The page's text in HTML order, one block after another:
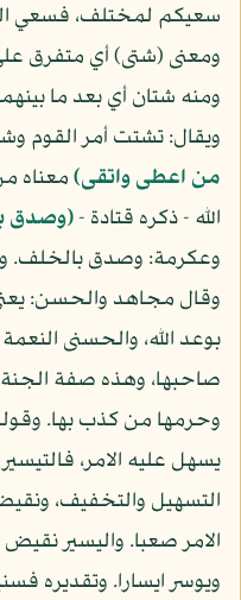
سعيكم لمختلف، فسعي
ومعنى (شتى) أي متفرق
ومنه شتان أي بعد ما
ويقال: تشتت أمر القوم
من اعطى واتقى)معناه
الله - ذكره قتادة -(وصدق
وعكرمة: وصدق بالخلف.
وقال مجاهد والحسن:
بوعد الله، والحسنى
صاحبها، وهذه صفة الجنة
وحرمها من كذب بها.
يسهل عليه الامر،
التسهيل والتخفيف،
الامر صعبا. واليسير نقيض
ويوسر ايسارا. وتقديره